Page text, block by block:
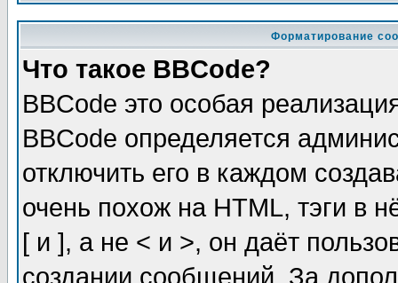
Форматирование
Что такое BBCode?
BBCode это особая
BBCode определяется
отключить его в каждом
очень похож на HTML, тэги в
[ и ], а не < и >, он даёт
создании сообщений. За